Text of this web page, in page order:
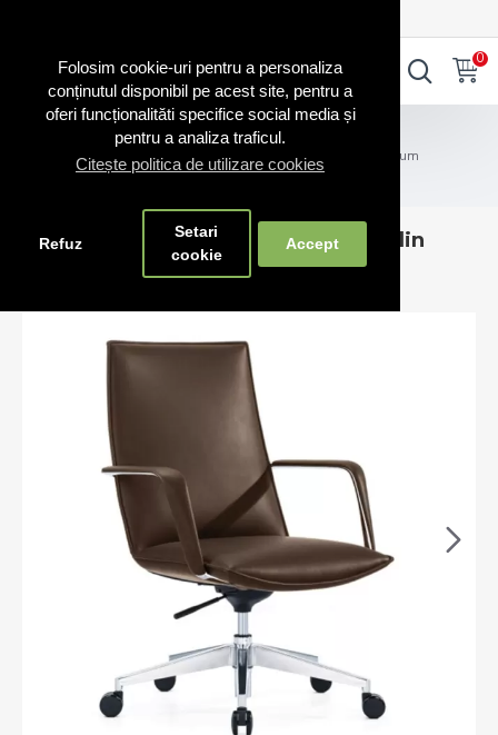
Folosim cookie-uri pentru a personaliza
conținutul disponibil pe acest site, pentru a
oferi funcționalităti specifice social media și
pentru a analiza traficul.
Citește politica de utilizare cookies
Refuz
Setari
cookie
Accept
0
Scaune RO
Scaune directoriale fabricate în România – confort premium
Scaune de birou Carlo Conference din